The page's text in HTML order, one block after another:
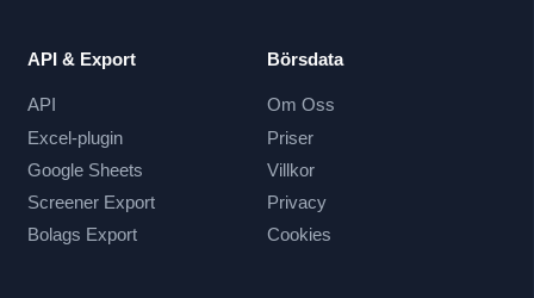
API & Export
API
Excel-plugin
Google Sheets
Screener Export
Bolags Export
Börsdata
Om Oss
Priser
Villkor
Privacy
Cookies